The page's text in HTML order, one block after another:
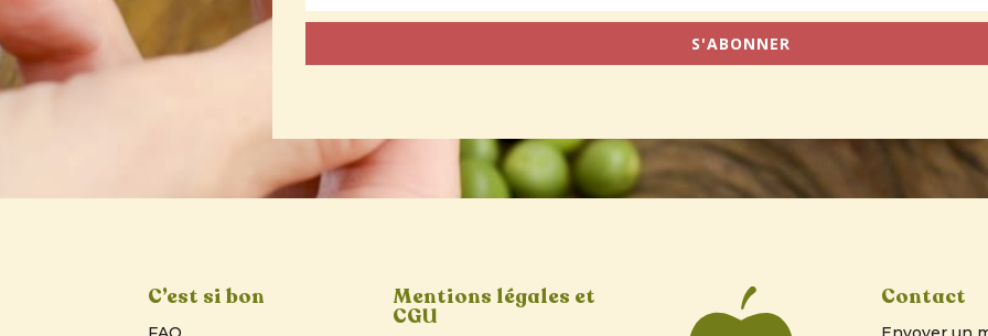
S'ABONNER
C’est si bon Mentions légales et
CGU
Contact